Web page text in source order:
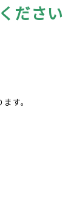
ださい
す。